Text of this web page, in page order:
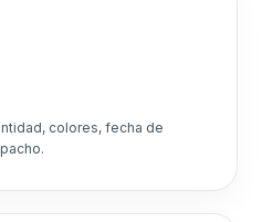
colores, fecha de